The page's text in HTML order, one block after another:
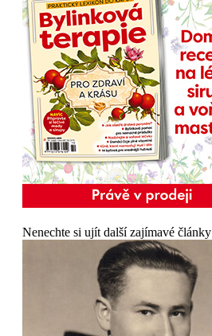
Nenechte si ujít další zajímavé články